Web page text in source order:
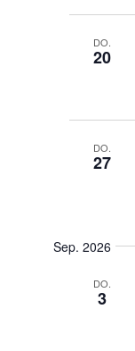
DO.
20
DO.
27
Sep. 2026
DO.
3